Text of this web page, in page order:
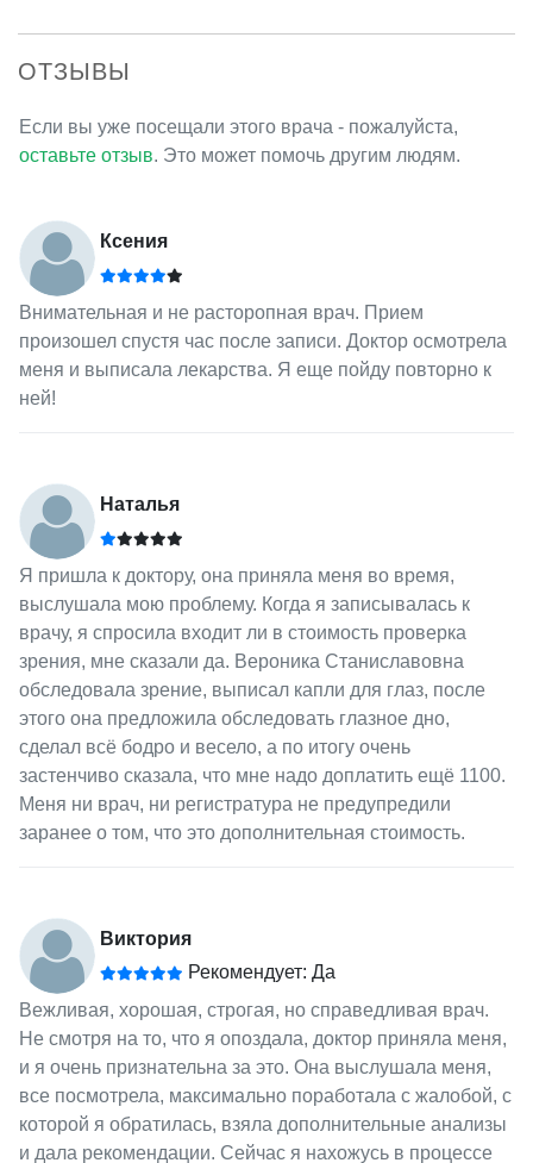
ОТЗЫВЫ
Если вы уже посещали этого врача - пожалуйста,
оставьте отзыв. Это может помочь другим людям.
Ксения
Внимательная и не расторопная врач. Прием
произошел спустя час после записи. Доктор осмотрела
меня и выписала лекарства. Я еще пойду повторно к
ней!
Наталья
Я пришла к доктору, она приняла меня во время,
выслушала мою проблему. Когда я записывалась к
врачу, я спросила входит ли в стоимость проверка
зрения, мне сказали да. Вероника Станиславовна
обследовала зрение, выписал капли для глаз, после
этого она предложила обследовать глазное дно,
сделал всё бодро и весело, а по итогу очень
застенчиво сказала, что мне надо доплатить ещё 1100.
Меня ни врач, ни регистратура не предупредили
заранее о том, что это дополнительная стоимость.
Виктория
Рекомендует: Да
Вежливая, хорошая, строгая, но справедливая врач.
Не смотря на то, что я опоздала, доктор приняла меня,
и я очень признательна за это. Она выслушала меня,
все посмотрела, максимально поработала с жалобой, с
которой я обратилась, взяла дополнительные анализы
и дала рекомендации. Сейчас я нахожусь в процессе